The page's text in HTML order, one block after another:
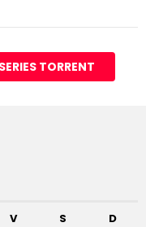
SERIES TORRENT
V S D